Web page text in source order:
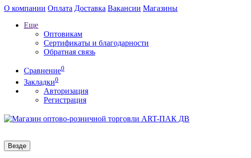
О компании Оплата Доставка Вакансии Магазины
Еще
Оптовикам
Сертификаты и благодарности
Обратная связь
Сравнение0
Закладки0
Авторизация
Регистрация
Везде